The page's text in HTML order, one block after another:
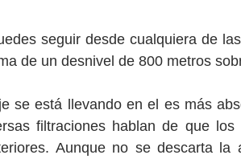
seguir desde cualquiera de
de un desnivel de 800 metros
se está llevando en el es más
filtraciones hablan de que
Aunque no se descarta